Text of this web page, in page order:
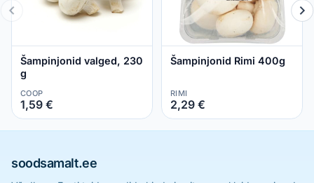
Šampinjonid valged, 230
g
COOP
1,59 €
Šampinjonid Rimi 400g
RIMI
2,29 €
soodsamalt.ee